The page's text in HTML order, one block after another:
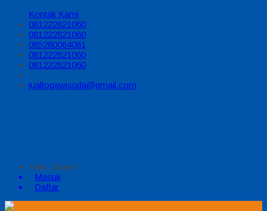
Kontak Kami
081222821060
081222821060
085280084081
081222821060
081222821060
jualtogawisuda@gmail.com
Halo, Guest!
Masuk
Daftar